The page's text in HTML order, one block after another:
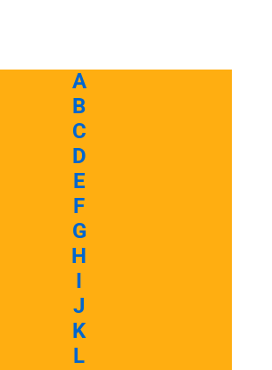
A
B
C
D
E
F
G
H
I
J
K
L